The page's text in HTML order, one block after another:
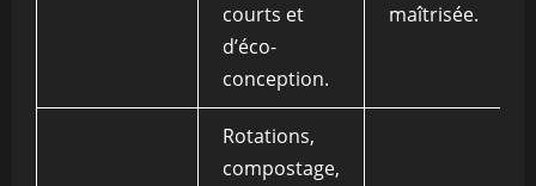
courts et
d’éco-
conception.
maîtrisée.
Rotations,
compostage,